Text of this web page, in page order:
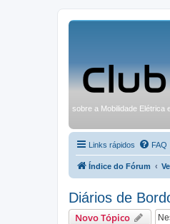
sobre a Mobilidade Elétrica
Links rápidos FAQ
Índice do Fórum
Diários de
Novo Tópico